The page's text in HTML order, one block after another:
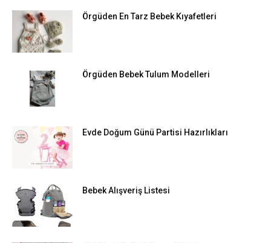
Örgüden En Tarz Bebek Kıyafetleri
Örgüden Bebek Tulum Modelleri
Evde Doğum Günü Partisi Hazırlıkları
Bebek Alışveriş Listesi